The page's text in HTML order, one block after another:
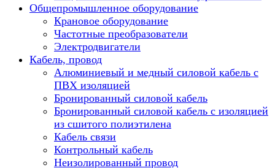
Общепромышленное оборудование
Крановое оборудование
Частотные преобразователи
Электродвигатели
Кабель, провод
Алюминиевый и медный силовой кабель с
ПВХ изоляцией
Бронированный силовой кабель
Бронированный силовой кабель с изоляцией
из сшитого полиэтилена
Кабель связи
Контрольный кабель
Неизолированный провод